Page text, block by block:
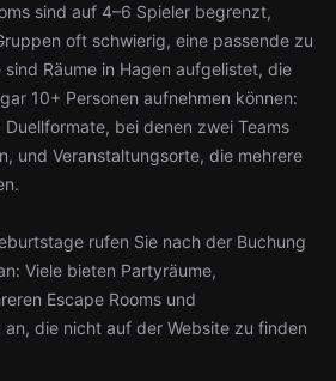
sind auf 4–6 Spieler begrenzt,
oft schwierig, eine passende zu
Räume in Hagen aufgelistet, die
10+ Personen aufnehmen können:
bei denen zwei Teams
und Veranstaltungsorte, die mehrere
rufen Sie nach der Buchung
Viele bieten Partyräume,
Escape Rooms und
die nicht auf der Website zu finden